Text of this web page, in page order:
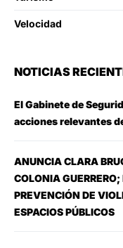
Velocidad
NOTICIAS
El Gabinete de
acciones relevantes
ANUNCIA CLARA
COLONIA
PREVENCIÓN DE
ESPACIOS PÚBLICOS